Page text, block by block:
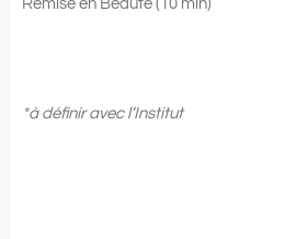
Remise en Beauté (10 min)
*à définir avec l’Institut